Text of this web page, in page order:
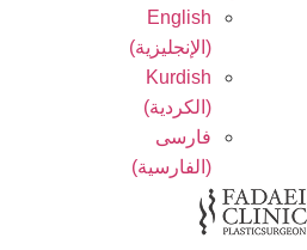
English
الإنجليزية)
Kurdish
الكردية)
فارسی
الفارسية)